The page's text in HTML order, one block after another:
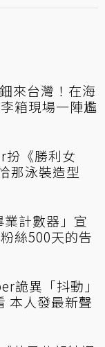
來台灣！在海
箱現場一陣尷
扮《勝利女
那泳裝造型
業計數器」宣
絲500天的告
詭異「抖動」
本人發最新聲